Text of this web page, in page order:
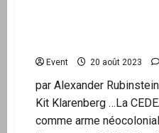
à
Régimes
Autoritaires
?
Event 20 août 2023
par Alexander
Kit Klarenberg …La
comme arme